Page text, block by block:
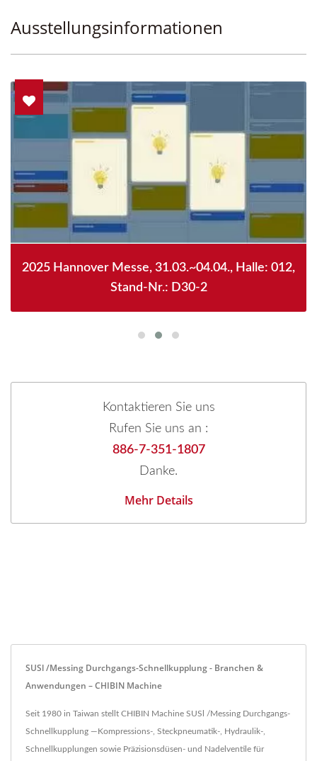
Ausstellungsinformationen
2025 Hannover Messe, 31.03.~04.04., Halle: 012,
Stand-Nr.: D30-2
Kontaktieren Sie uns
Rufen Sie uns an :
886-7-351-1807
Danke.
Mehr Details
SUSl /Messing Durchgangs-Schnellkupplung - Branchen &
Anwendungen – CHIBIN Machine
Seit 1980 in Taiwan stellt CHIBIN Machine SUSl /Messing Durchgangs-
Schnellkupplung —Kompressions-, Steckpneumatik-, Hydraulik-,
Schnellkupplungen sowie Präzisionsdüsen- und Nadelventile für